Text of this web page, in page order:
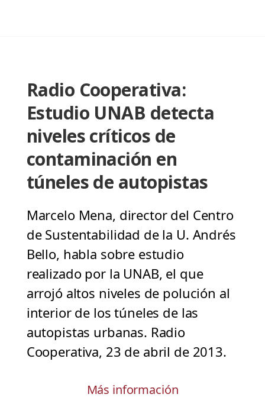
Radio Cooperativa:
Estudio UNAB detecta
niveles críticos de
contaminación en
túneles de autopistas
Marcelo Mena, director del Centro
de Sustentabilidad de la U. Andrés
Bello, habla sobre estudio
realizado por la UNAB, el que
arrojó altos niveles de polución al
interior de los túneles de las
autopistas urbanas. Radio
Cooperativa, 23 de abril de 2013.
Más información